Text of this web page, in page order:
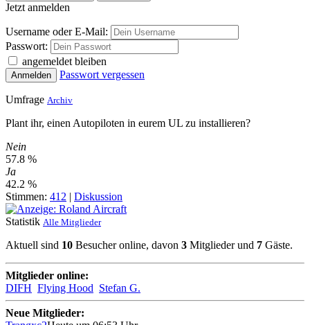
Jetzt anmelden
Username oder E-Mail:
Passwort:
angemeldet bleiben
Anmelden Passwort vergessen
Umfrage Archiv
Plant ihr, einen Autopiloten in eurem UL zu installieren?
Nein
57.8 %
Ja
42.2 %
Stimmen: 412 | Diskussion
Statistik Alle Mitglieder
Aktuell sind 10 Besucher online, davon 3 Mitglieder und 7 Gäste.
Mitglieder online:
DIFH Flying Hood Stefan G.
Neue Mitglieder: